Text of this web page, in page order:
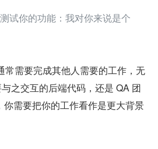
试你的功能：我对你来说是个
常需要完成其他人需要的工作，无
之交互的后端代码，还是 QA 团
你需要把你的工作看作是更大背景